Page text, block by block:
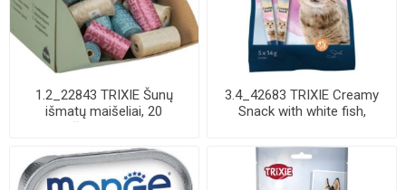
1.2_22843 TRIXIE Šunų
išmatų maišeliai, 20
maišelių-rulone, ...
3.4_42683 TRIXIE Creamy
Snack with white fish,